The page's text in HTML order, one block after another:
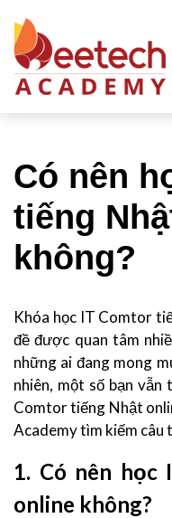
Có nên
tiếng
không?
Khóa học IT Comtor
đề được quan tâm
những ai đang mong
nhiên, một số bạn vẫn
Comtor tiếng Nhật
Academy tìm kiếm câu
1. Có nên học
online không?